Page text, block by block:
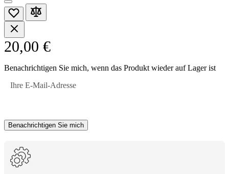
20,00 €
Benachrichtigen Sie mich, wenn das Produkt wieder auf Lager ist
Ihre E-Mail-Adresse
Benachrichtigen Sie mich